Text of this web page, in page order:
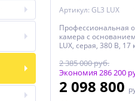
Артикул: GL3 LUX
Профессиональная
камера с
LUX, серая, 380 В, 17
мм, горелка RIELLO
наклонное и боковое,
легковых
2 385 000 руб.
Экономия 286 200
2 098 800